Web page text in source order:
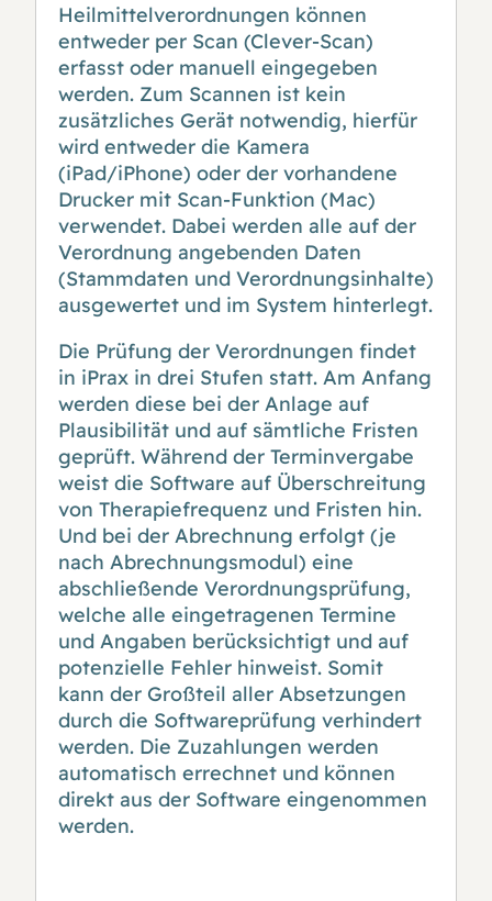
Heilmittelverordnungen können
entweder per Scan (Clever-Scan)
erfasst oder manuell eingegeben
werden. Zum Scannen ist kein
zusätzliches Gerät notwendig, hierfür
wird entweder die Kamera
(iPad/iPhone) oder der vorhandene
Drucker mit Scan-Funktion (Mac)
verwendet. Dabei werden alle auf der
Verordnung angebenden Daten
(Stammdaten und Verordnungsinhalte)
ausgewertet und im System hinterlegt.
Die Prüfung der Verordnungen findet
in iPrax in drei Stufen statt. Am Anfang
werden diese bei der Anlage auf
Plausibilität und auf sämtliche Fristen
geprüft. Während der Terminvergabe
weist die Software auf Überschreitung
von Therapiefrequenz und Fristen hin.
Und bei der Abrechnung erfolgt (je
nach Abrechnungsmodul) eine
abschließende Verordnungsprüfung,
welche alle eingetragenen Termine
und Angaben berücksichtigt und auf
potenzielle Fehler hinweist. Somit
kann der Großteil aller Absetzungen
durch die Softwareprüfung verhindert
werden. Die Zuzahlungen werden
automatisch errechnet und können
direkt aus der Software eingenommen
werden.